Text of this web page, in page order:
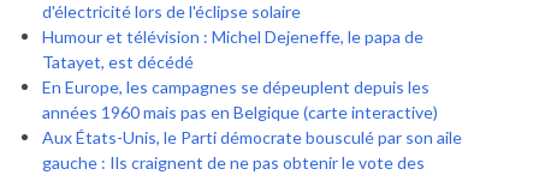
d'électricité lors de l'éclipse solaire
Humour et télévision : Michel Dejeneffe, le papa de
Tatayet, est décédé
En Europe, les campagnes se dépeuplent depuis les
années 1960 mais pas en Belgique (carte interactive)
Aux États-Unis, le Parti démocrate bousculé par son aile
gauche : Ils craignent de ne pas obtenir le vote des